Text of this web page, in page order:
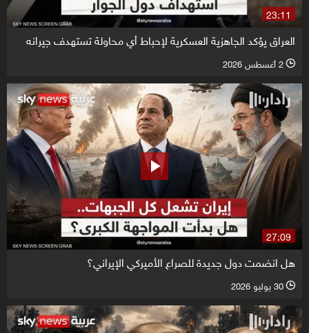
23:11
العراق يؤكد الجاهزية العسكرية لإحباط أي محاولة تستهدف جيرانه
l 2 أغسطس 2026
27:09
هل انضمت دول جديدة للصراع الأميركي الإيراني؟
l 30 يوليو 2026